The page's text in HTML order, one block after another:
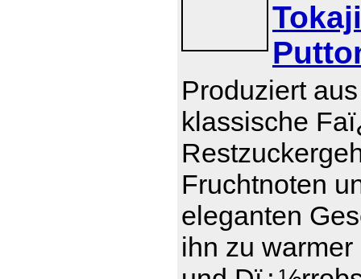
Produziert
klassische
Fruchtnoten
eleganten
ihn zu